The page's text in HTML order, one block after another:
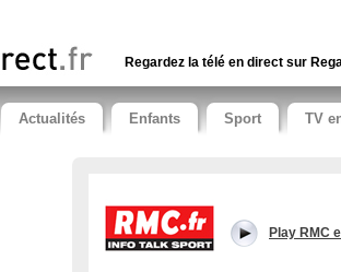
Regardez la télé en direct sur
Actualités Enfants Sport TV
Play RMC